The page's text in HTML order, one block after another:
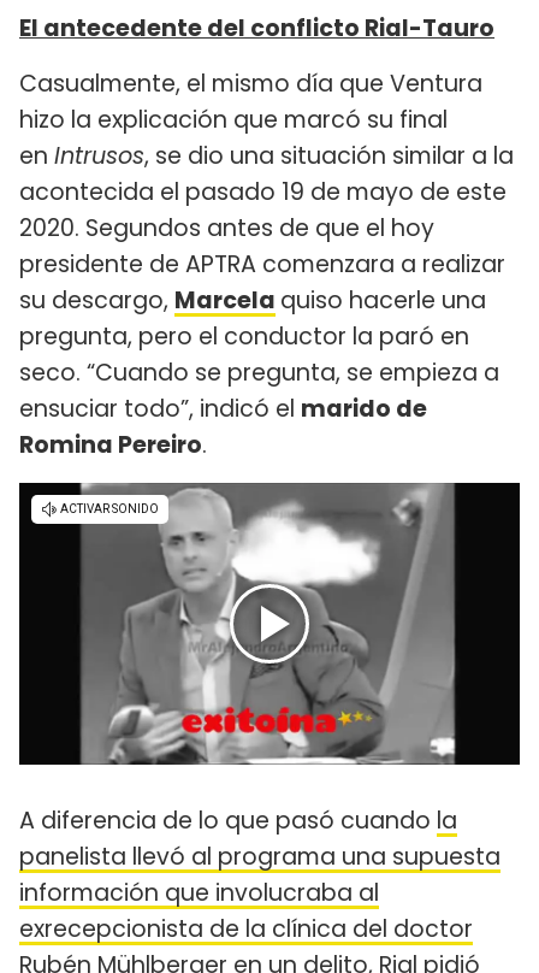
El antecedente del conflicto Rial-Tauro
Casualmente, el mismo día que Ventura
hizo la explicación que marcó su final
en Intrusos, se dio una situación similar a la
acontecida el pasado 19 de mayo de este
2020. Segundos antes de que el hoy
presidente de APTRA comenzara a realizar
su descargo, Marcela quiso hacerle una
pregunta, pero el conductor la paró en
seco. “Cuando se pregunta, se empieza a
ensuciar todo”, indicó el marido de
Romina Pereiro.
A diferencia de lo que pasó cuando la
panelista llevó al programa una supuesta
información que involucraba al
exrecepcionista de la clínica del doctor
Rubén Mühlberger en un delito, Rial pidió